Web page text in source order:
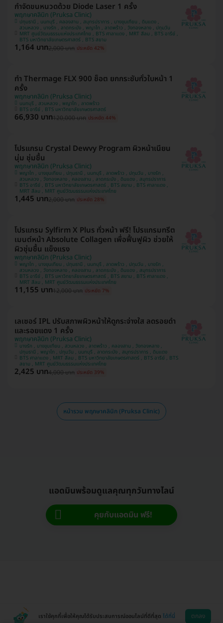
กำจัดขนหนวดด้วย Diode Laser 1 ครั้ง
พฤกษาคลินิก (Pruksa Clinic)
ปทุมธานี , นนทบุรี , คลองสาน , สมุทรปราการ , บางขุนเทียน , ดินแดง ,
สวนหลวง , บางรัก , ลาดกระบัง , พญาไท , ลาดพร้าว , วังทองหลาง , ปทุมวัน
MRT ศูนย์วัฒนธรรมแห่งประเทศไทย , BTS ศาลาแดง , MRT สีลม , BTS อารีย์ ,
BTS มหาวิทยาลัยเกษตรศาสตร์ , BTS สยาม
1,164 บาท2,000 บาท ประหยัด 42%
ทำ Thermage FLX 900 ช็อต ยกกระชับทั่วใบหน้า 1
ครั้ง
พฤกษาคลินิก (Pruksa Clinic)
นนทบุรี , สวนหลวง , พญาไท , ลาดพร้าว
BTS อารีย์ , BTS มหาวิทยาลัยเกษตรศาสตร์
66,930 บาท120,000 บาท ประหยัด 44%
โปรแกรม Crystal Dewvy Program ผิวหน้าเนียน
นุ่ม ชุ่มชื้น
พฤกษาคลินิก (Pruksa Clinic)
พญาไท , บางขุนเทียน , ปทุมธานี , นนทบุรี , ลาดพร้าว , ปทุมวัน , บางรัก ,
สวนหลวง , วังทองหลาง , คลองสาน , ลาดกระบัง , ดินแดง , สมุทรปราการ
BTS อารีย์ , BTS มหาวิทยาลัยเกษตรศาสตร์ , BTS สยาม , BTS ศาลาแดง ,
MRT สีลม , MRT ศูนย์วัฒนธรรมแห่งประเทศไทย
1,445 บาท2,000 บาท ประหยัด 28%
โปรแกรม Sylfirm X Plus ทั่วหน้า ฟรี! โปรแกรมทรีต
เมนต์หน้า Absolute Collagen เพื่อฟื้นฟูผิว ช่วยให้
ผิวชุ่มชื้น แข็งแรง
พฤกษาคลินิก (Pruksa Clinic)
พญาไท , บางขุนเทียน , ปทุมธานี , นนทบุรี , ลาดพร้าว , ปทุมวัน , บางรัก ,
สวนหลวง , วังทองหลาง , คลองสาน , ลาดกระบัง , ดินแดง , สมุทรปราการ
BTS อารีย์ , BTS มหาวิทยาลัยเกษตรศาสตร์ , BTS สยาม , BTS ศาลาแดง ,
MRT สีลม , MRT ศูนย์วัฒนธรรมแห่งประเทศไทย
11,155 บาท12,000 บาท ประหยัด 7%
เลเซอร์ IPL ปรับสภาพผิวหน้าให้ดูกระจ่างใส ลดรอยดำ
และรอยแดง 1 ครั้ง
พฤกษาคลินิก (Pruksa Clinic)
บางรัก , บางขุนเทียน , สวนหลวง , ลาดพร้าว , คลองสาน , วังทองหลาง ,
ปทุมธานี , พญาไท , ปทุมวัน , นนทบุรี , ลาดกระบัง , สมุทรปราการ , ดินแดง
BTS ศาลาแดง , MRT สีลม , BTS มหาวิทยาลัยเกษตรศาสตร์ , BTS อารีย์ , BTS
สยาม , MRT ศูนย์วัฒนธรรมแห่งประเทศไทย
2,425 บาท4,000 บาท ประหยัด 39%
หน้ารวม พฤกษาคลินิก (Pruksa Clinic)
แอดมินพร้อมดูแลคุณทุกวันทางไลน์
คุยกับแอดมิน ฟรี!
เราใช้คุกกี้เพื่อให้คุณได้รับประสบการณ์ออนไลน์ที่ดีที่สุด ได้ที่นี่ ตกลง